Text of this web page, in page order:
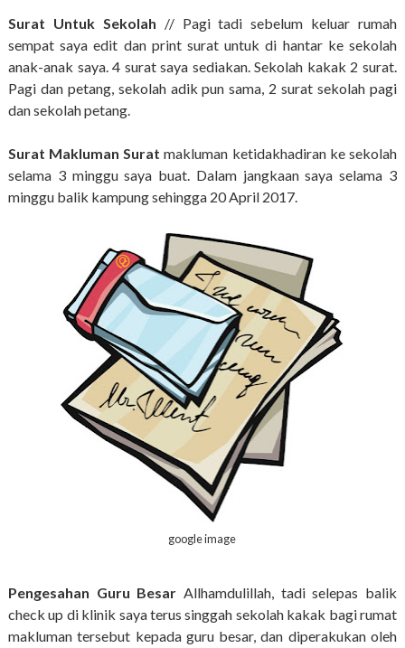
Surat Untuk Sekolah // Pagi tadi sebelum keluar rumah
sempat saya edit dan print surat untuk di hantar ke sekolah
anak-anak saya. 4 surat saya sediakan. Sekolah kakak 2 surat.
Pagi dan petang, sekolah adik pun sama, 2 surat sekolah pagi
dan sekolah petang.
Surat Makluman Surat makluman ketidakhadiran ke sekolah
selama 3 minggu saya buat. Dalam jangkaan saya selama 3
minggu balik kampung sehingga 20 April 2017.
google image
Pengesahan Guru Besar Allhamdulillah, tadi selepas balik
check up di klinik saya terus singgah sekolah kakak bagi rumat
makluman tersebut kepada guru besar, dan diperakukan oleh